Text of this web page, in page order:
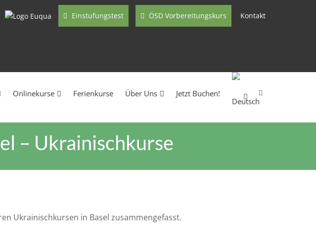
Einstufungstest ÖSD Vorbereitungskurs Kontakt
Onlinekurse Ferienkurse Über Uns Jetzt Buchen!
– Ukrainischkurse
Ukrainischkursen in Basel zusammengefasst.